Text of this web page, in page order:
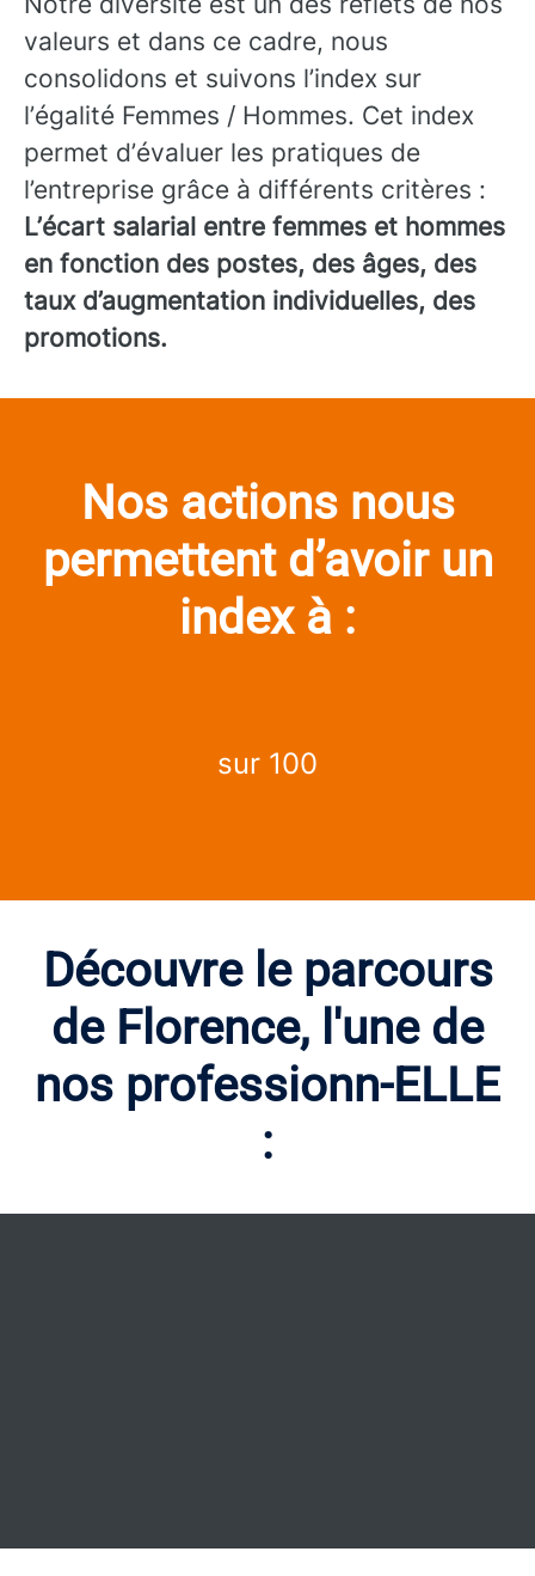
valeurs et dans ce cadre, nous
consolidons et suivons l’index sur
l’égalité Femmes / Hommes. Cet index
permet d’évaluer les pratiques de
l’entreprise grâce à différents critères :
L’écart salarial entre femmes et hommes
en fonction des postes, des âges, des
taux d’augmentation individuelles, des
promotions.
Nos actions nous
permettent d’avoir un
index à :
sur 100
Découvre le parcours
de Florence, l'une de
nos professionn-ELLE
: